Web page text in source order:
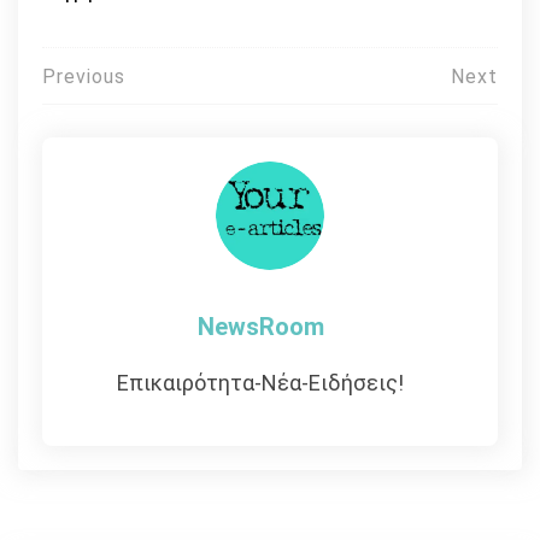
Πλοήγηση
Previous Next
NewsRoom
Επικαιρότητα-Νέα-Ειδήσεις!